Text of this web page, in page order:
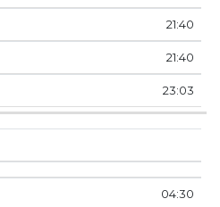
21:40
21:40
23:03
04:30